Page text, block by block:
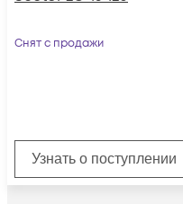
Снят с продажи
Узнать о поступлении